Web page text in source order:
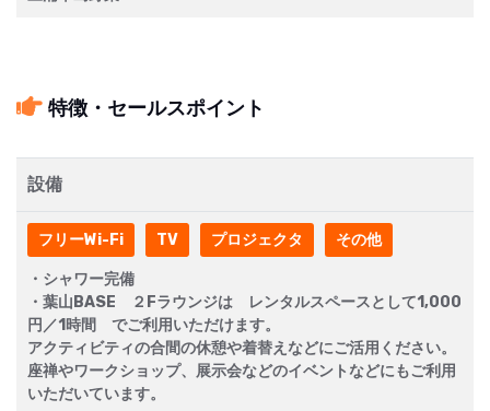
特徴・セールスポイント
設備
フリーWi-Fi TV プロジェクタ その他
・シャワー完備
・葉山BASE ２Fラウンジは レンタルスペースとして1,000
円／1時間 でご利用いただけます。
アクティビティの合間の休憩や着替えなどにご活用ください。
座禅やワークショップ、展示会などのイベントなどにもご利用
いただいています。